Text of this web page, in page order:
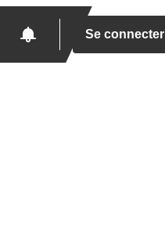
Se connecter